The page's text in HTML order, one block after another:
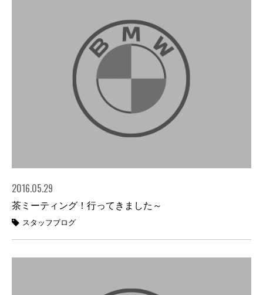
2016.05.29
茶ミーティング！行ってきました～
スタッフブログ